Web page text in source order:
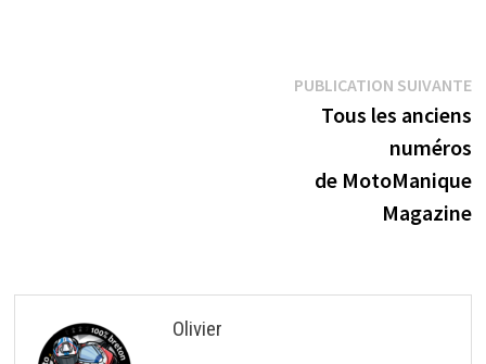
PUBLICATION SUIVANTE
Tous les anciens
numéros
de MotoManique
Magazine
Olivier